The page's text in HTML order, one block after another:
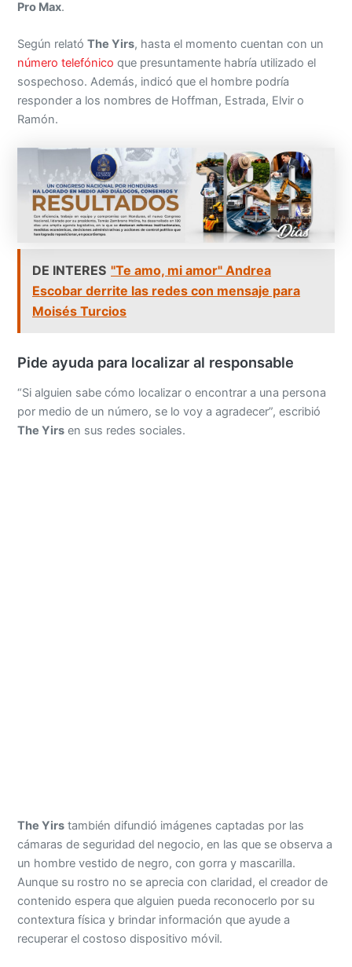
Pro Max.
Según relatóThe Yirs, hasta el momento cuentan con un
número telefónicoque presuntamente habría utilizado el
sospechoso. Además, indicó que el hombre podría
responder a los nombres de Hoffman, Estrada, Elvir o
Ramón.
DE INTERES "Te amo, mi amor" Andrea
Escobar derrite las redes con mensaje para
Moisés Turcios
Pide ayuda para localizar al responsable
“Si alguien sabe cómo localizar o encontrar a una persona
por medio de un número, se lo voy a agradecer”, escribió
The Yirs en sus redes sociales.
The Yirs también difundió imágenes captadas por las
cámaras de seguridad del negocio, en las que se observa a
un hombre vestido de negro, con gorra y mascarilla.
Aunque su rostro no se aprecia con claridad, el creador de
contenido espera que alguien pueda reconocerlo por su
contextura física y brindar información que ayude a
recuperar el costoso dispositivo móvil.